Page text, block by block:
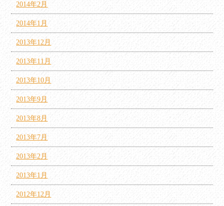
2014年2月
2014年1月
2013年12月
2013年11月
2013年10月
2013年9月
2013年8月
2013年7月
2013年2月
2013年1月
2012年12月